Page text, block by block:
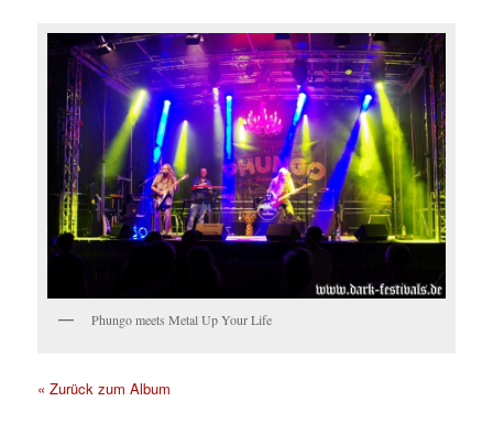
Phungo meets Metal Up Your Life
« Zurück zum Album